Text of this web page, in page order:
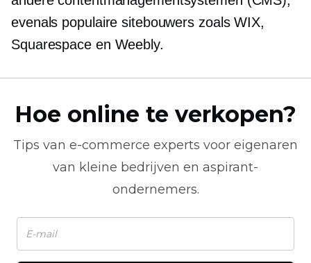
evenals populaire sitebouwers zoals WIX,
Squarespace en Weebly.
Hoe online te verkopen?
Tips van e-commerce experts voor eigenaren
van kleine bedrijven en aspirant-
ondernemers.